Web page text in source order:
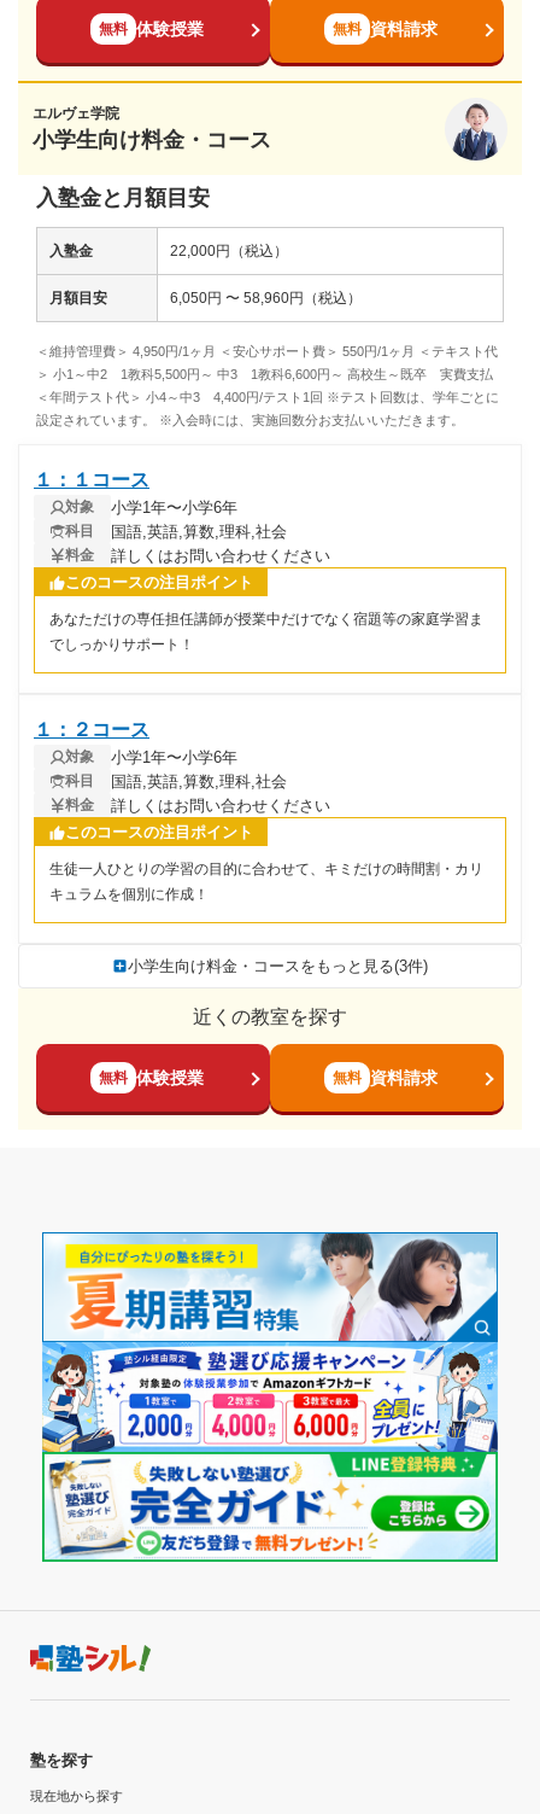
無料 体験授業 無料 資料請求
エルヴェ学院
小学生向け料金・コース
入塾金と月額目安
入塾金 22,000円（税込）
月額目安 6,050円 〜 58,960円（税込）
＜維持管理費＞ 4,950円/1ヶ月 ＜安心サポート費＞ 550円/1ヶ月 ＜テキスト代
＞ 小1～中2 1教科5,500円～ 中3 1教科6,600円～ 高校生～既卒 実費支払
＜年間テスト代＞ 小4～中3 4,400円/テスト1回 ※テスト回数は、学年ごとに
設定されています。 ※入会時には、実施回数分お支払いいただきます。
１：１コース
対象 小学1年〜小学6年
科目 国語,英語,算数,理科,社会
料金
詳しくはお問い合わせください
このコースの注目ポイント
あなただけの専任担任講師が授業中だけでなく宿題等の家庭学習ま
でしっかりサポート！
１：２コース
対象 小学1年〜小学6年
科目 国語,英語,算数,理科,社会
料金
詳しくはお問い合わせください
このコースの注目ポイント
生徒一人ひとりの学習の目的に合わせて、キミだけの時間割・カリ
キュラムを個別に作成！
小学生向け料金・コースをもっと見る(3件)
近くの教室を探す
無料 体験授業 無料 資料請求
塾を探す
現在地から探す